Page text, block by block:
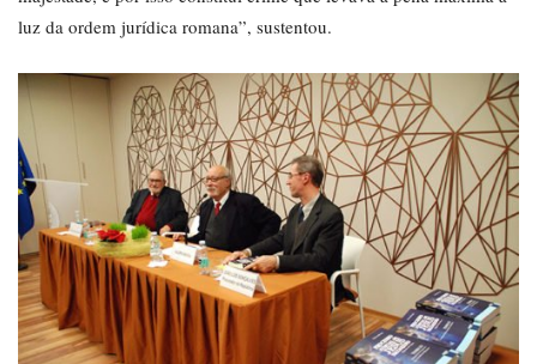
luz da ordem jurídica romana”, sustentou.